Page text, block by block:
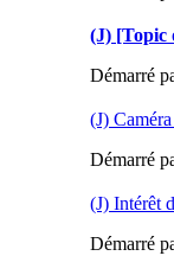
(J) [Topic
Démarré
(J)
Démarré
(J) Intérêt
Démarré